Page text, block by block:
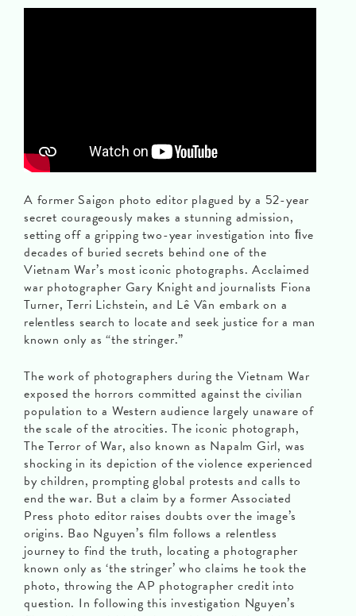
A former Saigon photo editor plagued by a 52-year
secret courageously makes a stunning admission,
setting off a gripping two-year investigation into ﬁve
decades of buried secrets behind one of the
Vietnam War’s most iconic photographs. Acclaimed
war photographer Gary Knight and journalists Fiona
Turner, Terri Lichstein, and Lê Vân embark on a
relentless search to locate and seek justice for a man
known only as “the stringer.”
The work of photographers during the Vietnam War
exposed the horrors committed against the civilian
population to a Western audience largely unaware of
the scale of the atrocities. The iconic photograph,
The Terror of War, also known as Napalm Girl, was
shocking in its depiction of the violence experienced
by children, prompting global protests and calls to
end the war. But a claim by a former Associated
Press photo editor raises doubts over the image’s
origins. Bao Nguyen’s film follows a relentless
journey to find the truth, locating a photographer
known only as ‘the stringer’ who claims he took the
photo, throwing the AP photographer credit into
question. In following this investigation Nguyen’s